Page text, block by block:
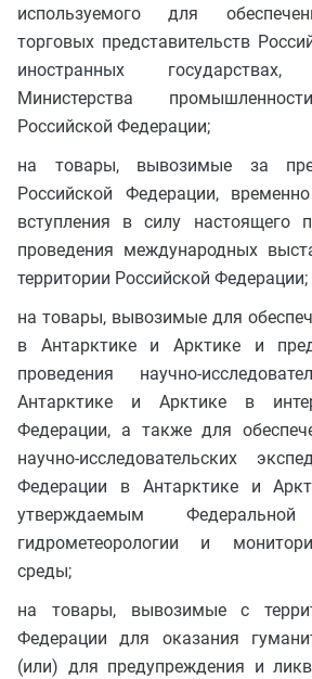
используемого для
торговых представительств
иностранных
Министерства
Российской Федерации;
на товары, вывозимые за
Российской Федерации,
вступления в силу настоящего
проведения международных
территории Российской Федерации;
на товары, вывозимые для
в Антарктике и Арктике и
проведения научно-
Антарктике и Арктике в
Федерации, а также для
научно-исследовательских
Федерации в Антарктике и
утверждаемым
гидрометеорологии и
среды;
на товары, вывозимые с
Федерации для оказания
(или) для предупреждения и